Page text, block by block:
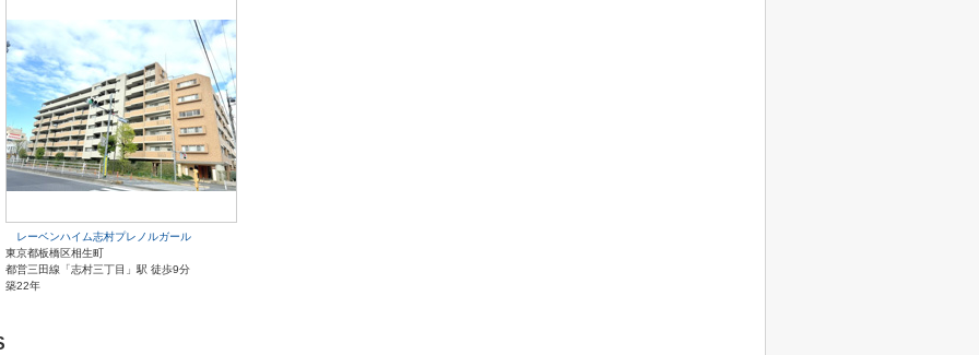
レーベンハイム志村プレノルガール
東京都板橋区相生町
都営三田線「志村三丁目」駅 徒歩9分
築22年